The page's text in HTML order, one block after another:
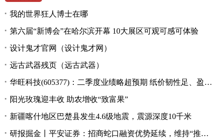
我的世界狂人博士在哪
第六届“新博会”在哈尔滨开幕 10大展区可观可感可体验
设计鬼才官网（设计鬼才网）
远古武器残页（远古武器）
华旺科技(605377)：二季度业绩略超预期 纸价韧性足、盈利环比改善
阳光玫瑰迎丰收 助农增收“致富果”
新疆喀什地区巴楚县发生4.6级地震，震源深度10千米
研报掘金丨平安证券：招商蛇口融资优势延续，维持“推荐”评级